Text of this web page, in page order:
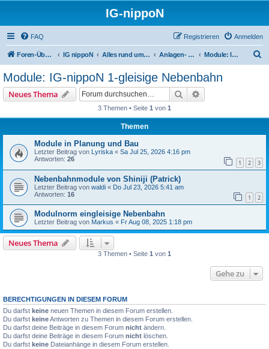
IG-nippoN
FAQ Anmelden
Registrieren
Foren-Übersicht IG nippoN Alles rund um die Modell(bahn) Anlagen- & Modulbau Module: IG-nippoN 1-gleisige Nebenbahn
Module: IG-nippoN 1-gleisige Nebenbahn
Neues Thema Suche
3 Themen • Seite 1 von 1
Themen
Module in Planung und Bau
Letzter Beitrag von Lyriska « Sa Jul 25, 2026 4:16 pm
Antworten: 26 1 2 3
Nebenbahnmodule von Shiniji (Patrick)
Letzter Beitrag von waldi « Do Jul 23, 2026 5:41 am
Antworten: 16 1 2
Modulnorm eingleisige Nebenbahn
Letzter Beitrag von Markus « Fr Aug 08, 2025 1:18 pm
Neues Thema
3 Themen • Seite 1 von 1
Gehe zu
BERECHTIGUNGEN IN DIESEM FORUM
Du darfst keine neuen Themen in diesem Forum erstellen.
Du darfst keineAntworten zu Themen in diesem Forum erstellen.
Du darfst deine Beiträge in diesem Forum nicht ändern.
Du darfst deine Beiträge in diesem Forum nicht löschen.
Du darfst keine Dateianhänge in diesem Forum erstellen.